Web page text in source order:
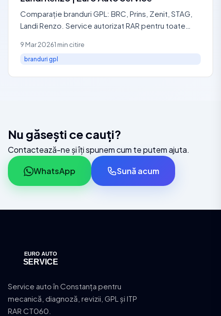
Comparație branduri GPL: BRC, Prins, Zenit, STAG,
Landi Renzo. Service autorizat RAR pentru toate
100 RON.
9 Mar 20261 min citire
branduri gpl
Nu găsești ce cauți?
Contactează-ne și îți spunem cum te putem ajuta.
WhatsApp Sună acum
Service auto în Constanța pentru
mecanică, diagnoză, revizii, GPL și ITP
RAR CT060.